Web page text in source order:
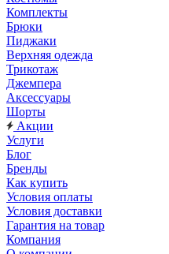
Комплекты
Брюки
Пиджаки
Верхняя одежда
Трикотаж
Джемпера
Аксессуары
Шорты
Акции
Услуги
Блог
Бренды
Как купить
Условия оплаты
Условия доставки
Гарантия на товар
Компания